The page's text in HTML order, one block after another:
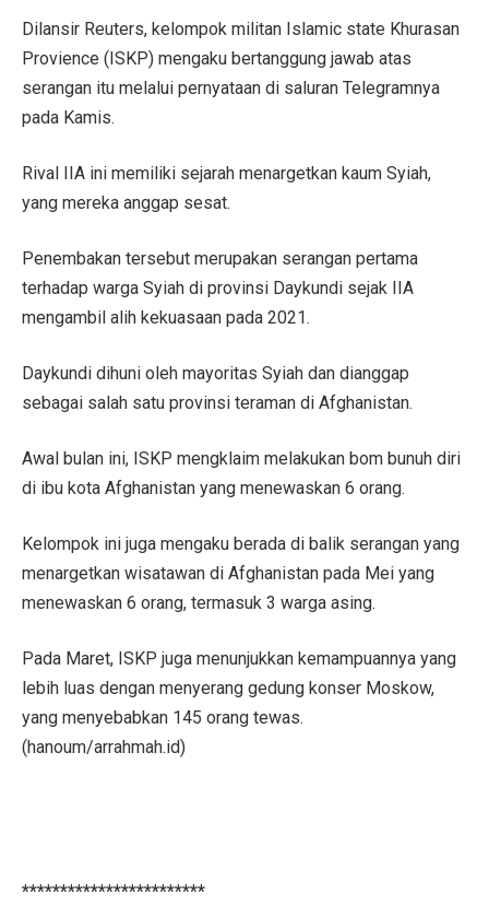
Dilansir Reuters, kelompok militan Islamic state Khurasan
Provience (ISKP) mengaku bertanggung jawab atas
serangan itu melalui pernyataan di saluran Telegramnya
pada Kamis.
Rival IIA ini memiliki sejarah menargetkan kaum Syiah,
yang mereka anggap sesat.
Penembakan tersebut merupakan serangan pertama
terhadap warga Syiah di provinsi Daykundi sejak IIA
mengambil alih kekuasaan pada 2021.
Daykundi dihuni oleh mayoritas Syiah dan dianggap
sebagai salah satu provinsi teraman di Afghanistan.
Awal bulan ini, ISKP mengklaim melakukan bom bunuh diri
di ibu kota Afghanistan yang menewaskan 6 orang.
Kelompok ini juga mengaku berada di balik serangan yang
menargetkan wisatawan di Afghanistan pada Mei yang
menewaskan 6 orang, termasuk 3 warga asing.
Pada Maret, ISKP juga menunjukkan kemampuannya yang
lebih luas dengan menyerang gedung konser Moskow,
yang menyebabkan 145 orang tewas.
(hanoum/arrahmah.id)
************************